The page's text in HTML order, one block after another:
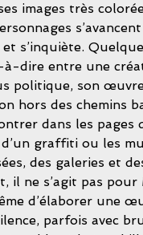
images très
et s’inquiète.
dire entre une
politique, son
hors des chemins
dans les pages
d’un graffiti ou les
des galeries et
il ne s’agit pas
d’élaborer une
parfois avec